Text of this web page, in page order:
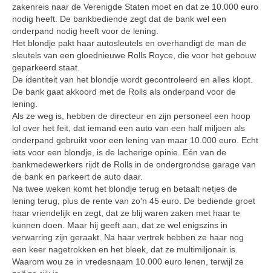
zakenreis naar de Verenigde Staten moet en dat ze 10.000 euro
nodig heeft. De bankbediende zegt dat de bank wel een
onderpand nodig heeft voor de lening.
Het blondje pakt haar autosleutels en overhandigt de man de
sleutels van een gloednieuwe Rolls Royce, die voor het gebouw
geparkeerd staat.
De identiteit van het blondje wordt gecontroleerd en alles klopt.
De bank gaat akkoord met de Rolls als onderpand voor de
lening.
Als ze weg is, hebben de directeur en zijn personeel een hoop
lol over het feit, dat iemand een auto van een half miljoen als
onderpand gebruikt voor een lening van maar 10.000 euro. Echt
iets voor een blondje, is de lacherige opinie. Eén van de
bankmedewerkers rijdt de Rolls in de ondergrondse garage van
de bank en parkeert de auto daar.
Na twee weken komt het blondje terug en betaalt netjes de
lening terug, plus de rente van zo'n 45 euro. De bediende groet
haar vriendelijk en zegt, dat ze blij waren zaken met haar te
kunnen doen. Maar hij geeft aan, dat ze wel enigszins in
verwarring zijn geraakt. Na haar vertrek hebben ze haar nog
een keer nagetrokken en het bleek, dat ze multimiljonair is.
Waarom wou ze in vredesnaam 10.000 euro lenen, terwijl ze